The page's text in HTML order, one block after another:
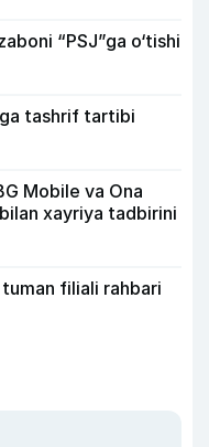
“PSJ”ga o‘tishi
tashrif tartibi
Mobile va Ona
xayriya tadbirini
filiali rahbari